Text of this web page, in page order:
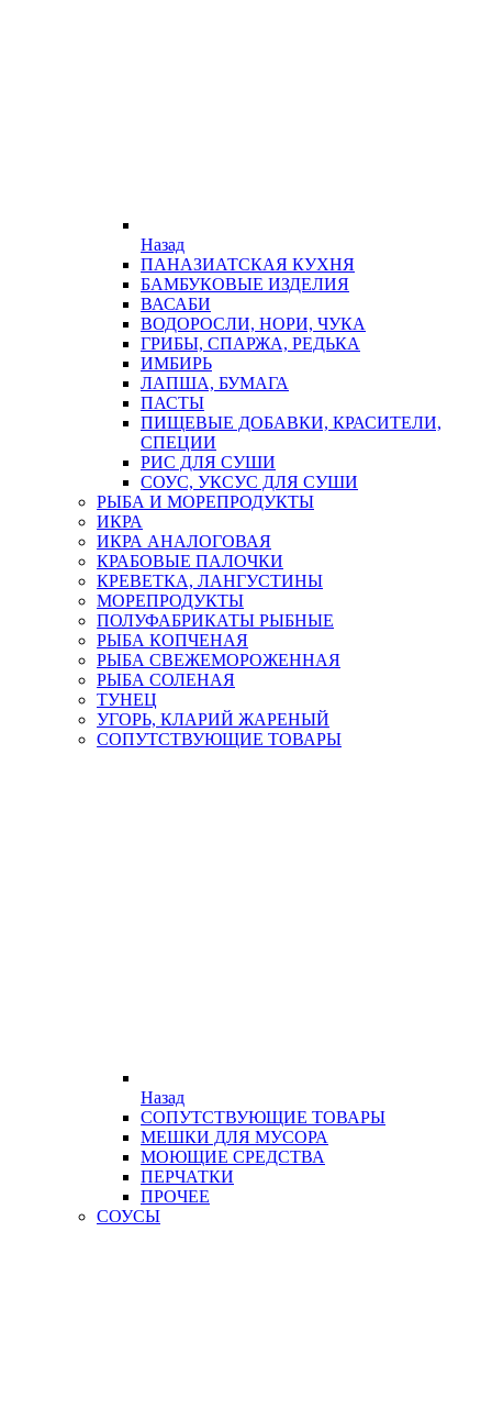
Назад
ПАНАЗИАТСКАЯ КУХНЯ
БАМБУКОВЫЕ ИЗДЕЛИЯ
ВАСАБИ
ВОДОРОСЛИ, НОРИ, ЧУКА
ГРИБЫ, СПАРЖА, РЕДЬКА
ИМБИРЬ
ЛАПША, БУМАГА
ПАСТЫ
ПИЩЕВЫЕ ДОБАВКИ, КРАСИТЕЛИ,
СПЕЦИИ
РИС ДЛЯ СУШИ
СОУС, УКСУС ДЛЯ СУШИ
РЫБА И МОРЕПРОДУКТЫ
ИКРА
ИКРА АНАЛОГОВАЯ
КРАБОВЫЕ ПАЛОЧКИ
КРЕВЕТКА, ЛАНГУСТИНЫ
МОРЕПРОДУКТЫ
ПОЛУФАБРИКАТЫ РЫБНЫЕ
РЫБА КОПЧЕНАЯ
РЫБА СВЕЖЕМОРОЖЕННАЯ
РЫБА СОЛЕНАЯ
ТУНЕЦ
УГОРЬ, КЛАРИЙ ЖАРЕНЫЙ
СОПУТСТВУЮЩИЕ ТОВАРЫ
Назад
СОПУТСТВУЮЩИЕ ТОВАРЫ
МЕШКИ ДЛЯ МУСОРА
МОЮЩИЕ СРЕДСТВА
ПЕРЧАТКИ
ПРОЧЕЕ
СОУСЫ